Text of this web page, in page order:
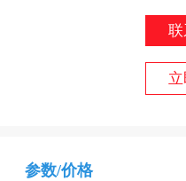
联
参数/价格